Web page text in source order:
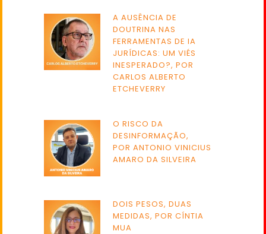
A AUSÊNCIA DE
DOUTRINA NAS
FERRAMENTAS DE IA
JURÍDICAS: UM VIÉS
INESPERADO?, POR
CARLOS ALBERTO
ETCHEVERRY
O RISCO DA
DESINFORMAÇÃO,
POR ANTONIO VINICIUS
AMARO DA SILVEIRA
DOIS PESOS, DUAS
MEDIDAS, POR CÍNTIA
MUA